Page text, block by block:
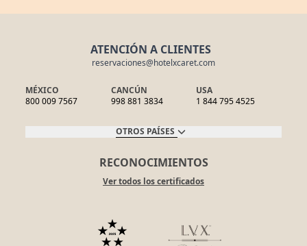
ATENCIÓN A CLIENTES
reservaciones@hotelxcaret.com
MÉXICO
800 009 7567
CANCÚN
998 881 3834
USA
1 844 795 4525
OTROS PAÍSES
RECONOCIMIENTOS
Ver todos los certificados